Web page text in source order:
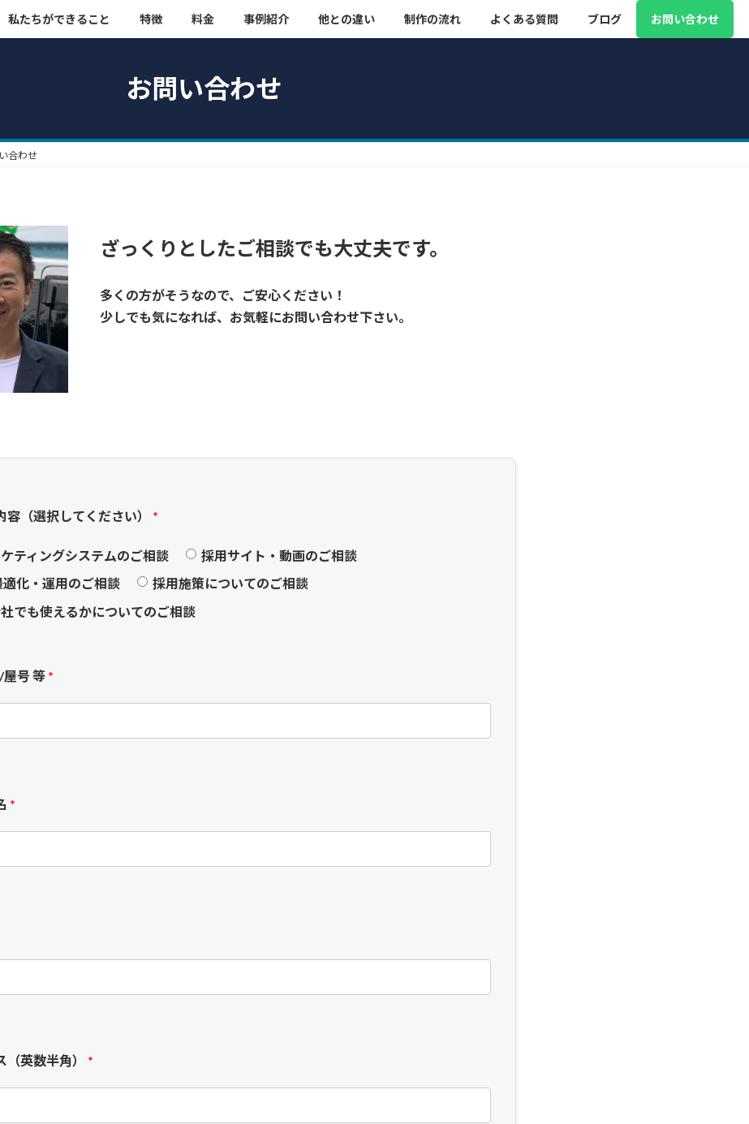
私たちができること 特徴 料金 事例紹介 他との違い 制作の流れ よくある質問 ブログ お問い合わせ
お問い合わせ
合わせ
ざっくりとしたご相談でも大丈夫です。
多くの方がそうなので、ご安心ください！
少しでも気になれば、お気軽にお問い合わせ下さい。
容（選択してください） *
ティングシステムのご相談
採用サイト・動画のご相談
化・運用のご相談
採用施策についてのご相談
でも使えるかについてのご相談
号 等 *
*
英数半角） *